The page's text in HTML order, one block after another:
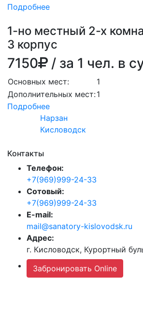
Подробнее
1-но местный 2-х
3 корпус
7150 / за 1 чел. в
Основных мест:
1
Дополнительных мест:1
Подробнее
Нарзан
Кисловодск
Контакты
Телефон:
+7(969)999-24-33
Сотовый:
+7(969)999-24-33
E-mail:
mail@sanatory-kislovodsk.ru
Адрес:
г. Кисловодск, Курортный
Забронировать Online